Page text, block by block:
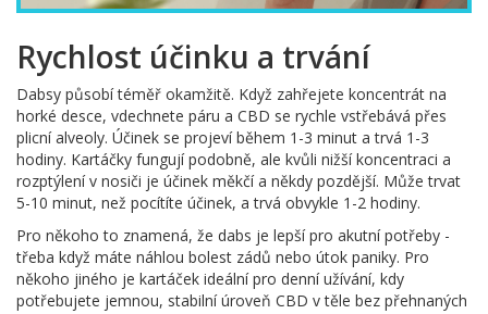
Rychlost účinku a trvání
Dabsy působí téměř okamžitě. Když zahřejete koncentrát na
horké desce, vdechnete páru a CBD se rychle vstřebává přes
plicní alveoly. Účinek se projeví během 1-3 minut a trvá 1-3
hodiny. Kartáčky fungují podobně, ale kvůli nižší koncentraci a
rozptýlení v nosiči je účinek měkčí a někdy pozdější. Může trvat
5-10 minut, než pocítíte účinek, a trvá obvykle 1-2 hodiny.
Pro někoho to znamená, že dabs je lepší pro akutní potřeby -
třeba když máte náhlou bolest zádů nebo útok paniky. Pro
někoho jiného je kartáček ideální pro denní užívání, kdy
potřebujete jemnou, stabilní úroveň CBD v těle bez přehnaných